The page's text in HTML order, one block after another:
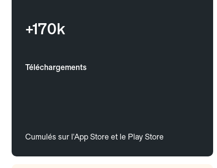
+170k
Téléchargements
Cumulés sur l'App Store et le Play Store